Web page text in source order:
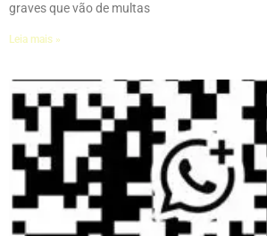
graves que vão de multas
Leia mais »